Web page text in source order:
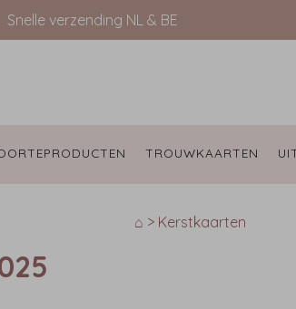
Snelle verzending NL & BE
TROUWKAARTEN
⌂ > Kerstkaarten